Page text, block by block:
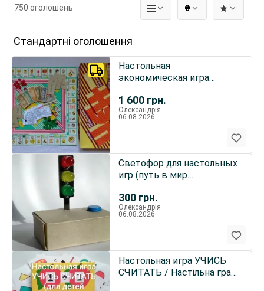
₴
750 оголошень
Стандартні оголошення
1 600 грн.
Настольная
экономическая игра
Олександрія
06.08.2026
300 грн.
Светофор для настольных
игр (путь в мир
программир
Олександрія
06.08.2026
Настольная игра УЧИСЬ
СЧИТАТЬ / Настільна гра